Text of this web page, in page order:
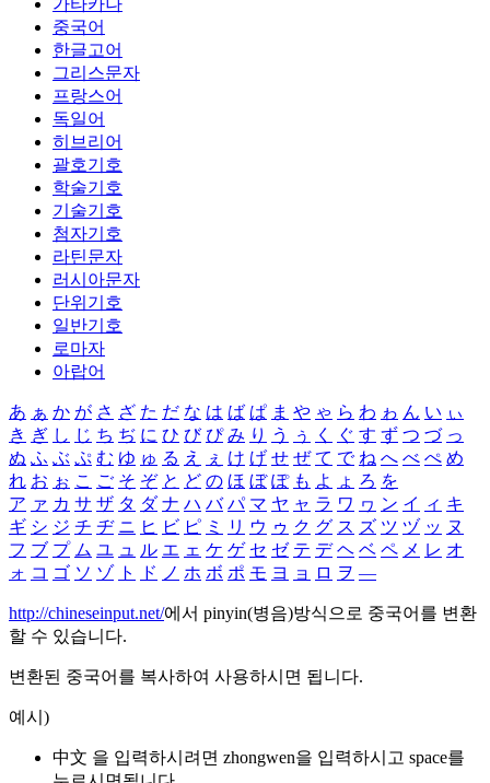
가타카나
중국어
한글고어
그리스문자
프랑스어
독일어
히브리어
괄호기호
학술기호
기술기호
첨자기호
라틴문자
러시아문자
단위기호
일반기호
로마자
아랍어
あ ぁ か が さ ざ た だ な は ば ぱ ま や ゃ ら わ ゎ ん い ぃ
き ぎ し じ ち ぢ に ひ び ぴ み り う ぅ く ぐ す ず つ づ っ
ぬ ふ ぶ ぷ む ゆ ゅ る え ぇ け げ せ ぜ て で ね へ べ ぺ め
れ お ぉ こ ご そ ぞ と ど の ほ ぼ ぽ も よ ょ ろ を
ア ァ カ サ ザ タ ダ ナ ハ バ パ マ ヤ ャ ラ ワ ヮ ン イ ィ キ
ギ シ ジ チ ヂ ニ ヒ ビ ピ ミ リ ウ ゥ ク グ ス ズ ツ ヅ ッ ヌ
フ ブ プ ム ユ ュ ル エ ェ ケ ゲ セ ゼ テ デ ヘ ベ ペ メ レ オ
ォ コ ゴ ソ ゾ ト ド ノ ホ ボ ポ モ ヨ ョ ロ ヲ ―
http://chineseinput.net/에서 pinyin(병음)방식으로 중국어를 변환
할 수 있습니다.
변환된 중국어를 복사하여 사용하시면 됩니다.
예시)
中文 을 입력하시려면 zhongwen을 입력하시고 space를